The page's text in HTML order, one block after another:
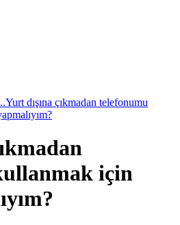
Yurt dışına çıkmadan telefonumu
için